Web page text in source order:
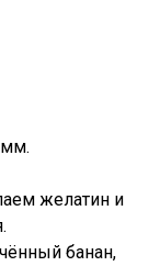
желатин и
банан,